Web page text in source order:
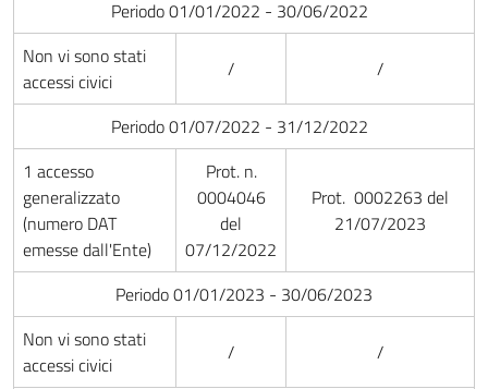
Periodo 01/01/2022 - 30/06/2022
Non vi sono stati
accessi civici
/ /
Periodo 01/07/2022 - 31/12/2022
1 accesso
generalizzato
(numero DAT
emesse dall'Ente)
Prot. n.
0004046
del
07/12/2022
Prot. 0002263 del
21/07/2023
Periodo 01/01/2023 - 30/06/2023
Non vi sono stati
accessi civici
/ /